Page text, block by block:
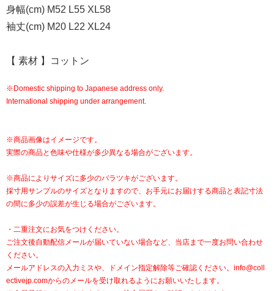
身幅(cm) M52 L55 XL58
袖丈(cm) M20 L22 XL24
【 素材 】コットン
※Domestic shipping to Japanese address only.
International shipping under arrangement.
※商品画像はイメージです。
実際の商品と色味や仕様が多少異なる場合がございます。
※商品によりサイズに多少のバラツキがございます。
採寸用サンプルのサイズとなりますので、お手元にお届けする商品と表記寸法
の間に多少の誤差が生じる場合がございます。
・二重注文にお気をつけください。
ご注文後自動配信メールが届いていない場合など、当店まで一度お問い合わせ
ください。
メールアドレスの入力ミスや、ドメイン指定解除等ご確認ください。 info@coll
ectivejp.comからのメールを受け取れるようにお願いいたします。